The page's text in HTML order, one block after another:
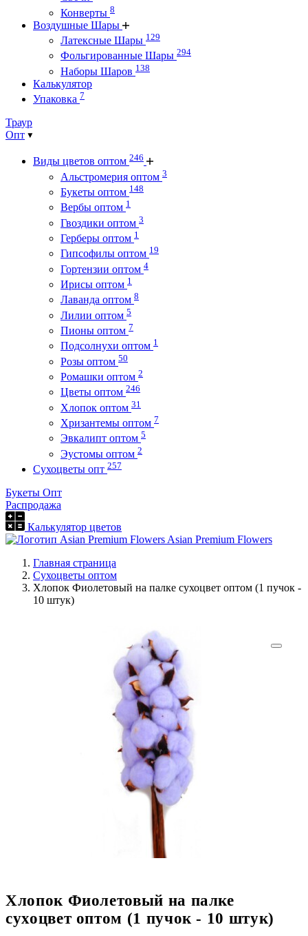
Конверты 8
Воздушные Шары
Латексные Шары 129
Фольгированные Шары 294
Наборы Шаров 138
Калькулятор
Упаковка 7
Траур
Опт
Виды цветов оптом 246
Альстромерия оптом 3
Букеты оптом 148
Вербы оптом 1
Гвоздики оптом 3
Герберы оптом 1
Гипсофилы оптом 19
Гортензии оптом 4
Ирисы оптом 1
Лаванда оптом 8
Лилии оптом 5
Пионы оптом 7
Подсолнухи оптом 1
Розы оптом 50
Ромашки оптом 2
Цветы оптом 246
Хлопок оптом 31
Хризантемы оптом 7
Эвкалипт оптом 5
Эустомы оптом 2
Сухоцветы опт 257
Букеты Опт
Распродажа
Калькулятор цветов
Asian Premium Flowers
Главная страница
Сухоцветы оптом
Хлопок Фиолетовый на палке сухоцвет оптом (1 пучок -
10 штук)
Хлопок Фиолетовый на палке
сухоцвет оптом (1 пучок - 10 штук)